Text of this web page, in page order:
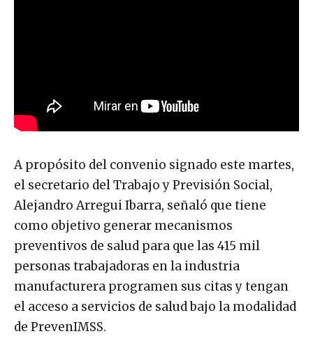
A propósito del convenio signado este martes,
el secretario del Trabajo y Previsión Social,
Alejandro Arregui Ibarra, señaló que tiene
como objetivo generar mecanismos
preventivos de salud para que las 415 mil
personas trabajadoras en la industria
manufacturera programen sus citas y tengan
el acceso a servicios de salud bajo la modalidad
de PrevenIMSS.